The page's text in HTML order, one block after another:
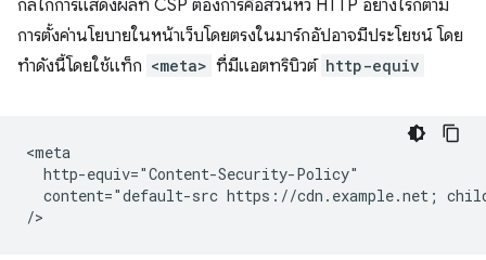
กลไกการแสดงผลที่ CSP ต้องการคือส่วนหัว HTTP อย่างไรก็ตาม
การตั้งค่านโยบายในหน้าเว็บโดยตรงในมาร์กอัปอาจมีประโยชน์ โดย
ทําดังนี้โดยใช้แท็ก <meta> ที่มีแอตทริบิวต์ http-equiv
<meta
  http-equiv="Content-Security-Policy"
content="default-src https://cdn.example.net;